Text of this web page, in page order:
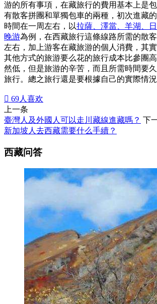
游的所有事項，在藏旅行的費用基本上是包
有散客拼團和單獨包車的兩種，初次進藏
時間在一周左右，以拉薩、澤當、羊湖、
晚游為例，在西藏旅行這條線路所需的散
左右，加上游客在藏旅游的個人消費，其實
其他方式的旅游要么花的旅行成本比參團
然低，但是旅游的辛苦，而且所需時間要
旅行。總之旅行還是要根據自己的實際情況
 69人喜欢
上一条
臺灣人及外國人可以走川藏線進藏嗎？ 下
新加坡人去西藏需要什么手續？
西藏问答